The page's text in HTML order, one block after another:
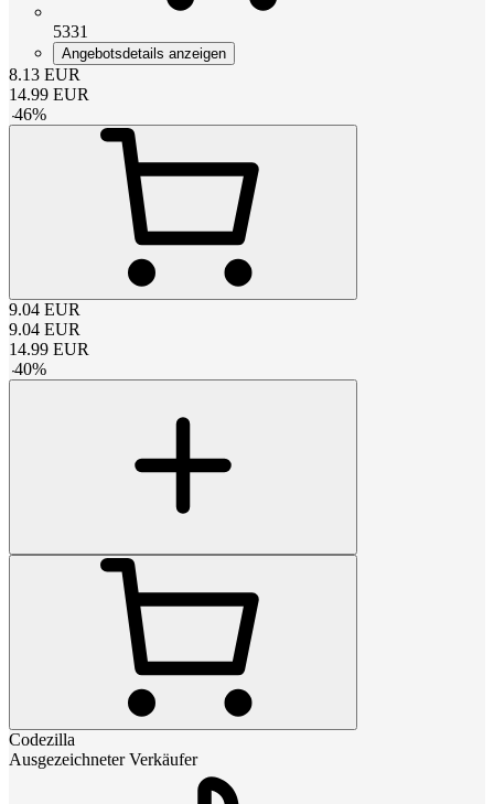
5331
Angebotsdetails anzeigen
8.13 EUR
14.99 EUR
-46%
9.04 EUR
9.04 EUR
14.99 EUR
-40%
Codezilla
Ausgezeichneter Verkäufer